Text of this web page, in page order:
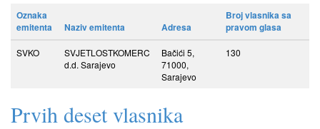
Oznaka
emitenta
Naziv emitenta Adresa
Broj vlasnika sa
pravom glasa
SVKO
SVJETLOSTKOMERC
d.d. Sarajevo
Bačići 5,
71000,
Sarajevo
130
Prvih deset vlasnika